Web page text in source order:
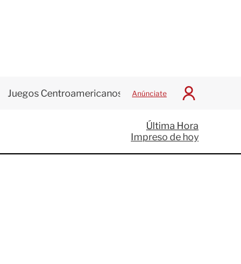
Juegos Centroamericanos Anúnciate
I
c
i
a
Última Hora
Impreso de hoy